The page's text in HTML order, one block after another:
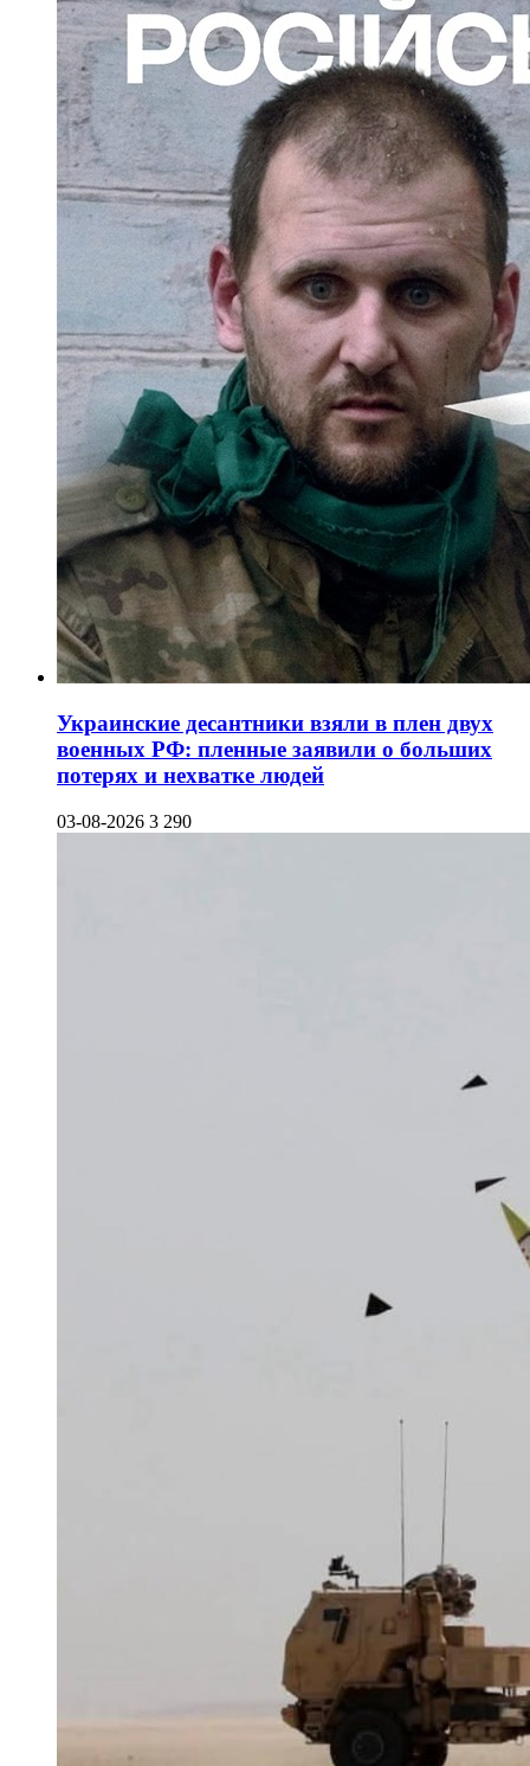
Украинские десантники взяли в плен двух
военных РФ: пленные заявили о больших
потерях и нехватке людей
03-08-2026 3 290